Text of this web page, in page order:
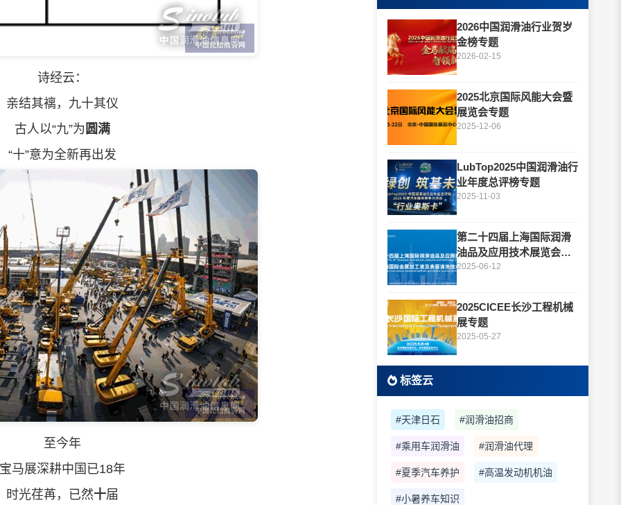
诗经云：
其褵，九十其仪
人以“九”为 圆满
”意为全新再出发
至今年
展深耕中国已18年
荏苒，已然十届
2026中国润滑油行业贺岁
金榜专题
2026-02-15
2025北京国际风能大会暨
展览会专题
2025-12-06
LubTop2025中国润滑油行
业年度总评榜专题
2025-11-03
第二十四届上海国际润滑
油品及应用技术展览会专
题
2025-06-12
2025CICEE长沙工程机械
展专题
2025-05-27
标签云
#天津日石 #润滑油招商
#乘用车润滑油 #润滑油代理
#夏季汽车养护 #高温发动机机油
#小暑养车知识